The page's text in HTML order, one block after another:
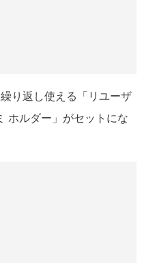
り返し使える「リユーザ
ホルダー」がセットにな